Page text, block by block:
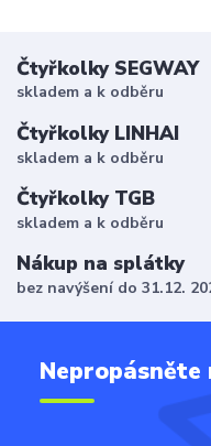
Čtyřkolky SEGWAY
skladem a k odběru
Čtyřkolky LINHAI
skladem a k odběru
Čtyřkolky TGB
skladem a k odběru
Nákup na splátky
bez navýšení do 31.12.
Nepropásněte